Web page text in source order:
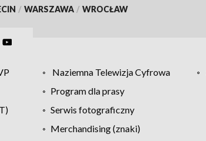
/ WARSZAWA / WROCŁAW
Naziemna Telewizja Cyfrowa
Program dla prasy
Serwis fotograficzny
Merchandising (znaki)